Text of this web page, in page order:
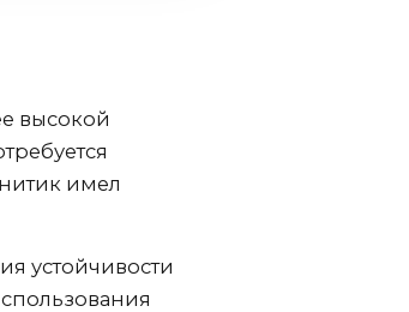
высокой
имел
устойчивости